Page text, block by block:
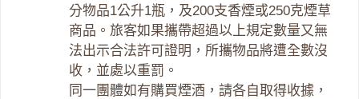
分物品1公升1瓶，及200支香煙或250克煙草
商品。旅客如果攜帶超過以上規定數量又無
法出示合法許可證明，所攜物品將遭全數沒
收，並處以重罰。
同一團體如有購買煙酒，請各自取得收據，